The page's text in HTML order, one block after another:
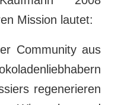
Mission lautet:
Community aus
regenerieren